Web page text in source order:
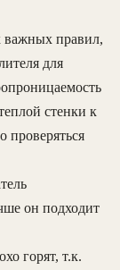
важных правил,
для
стенки к
проверяться
он подходит
горят, т.к.